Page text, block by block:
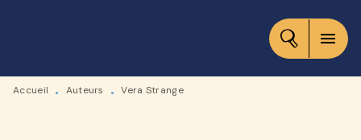
CONTENU
menu
Accueil • Auteurs • Vera Strange